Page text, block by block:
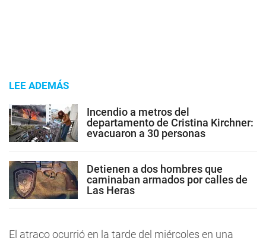
LEE ADEMÁS
Incendio a metros del
departamento de Cristina Kirchner:
evacuaron a 30 personas
Detienen a dos hombres que
caminaban armados por calles de
Las Heras
El atraco ocurrió en la tarde del miércoles en una